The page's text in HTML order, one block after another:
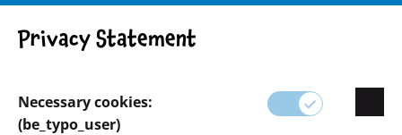
Privacy Statement
Necessary cookies:
(be_typo_user)